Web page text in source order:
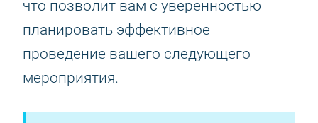
что позволит вам с уверенностью
планировать эффективное
проведение вашего следующего
мероприятия.